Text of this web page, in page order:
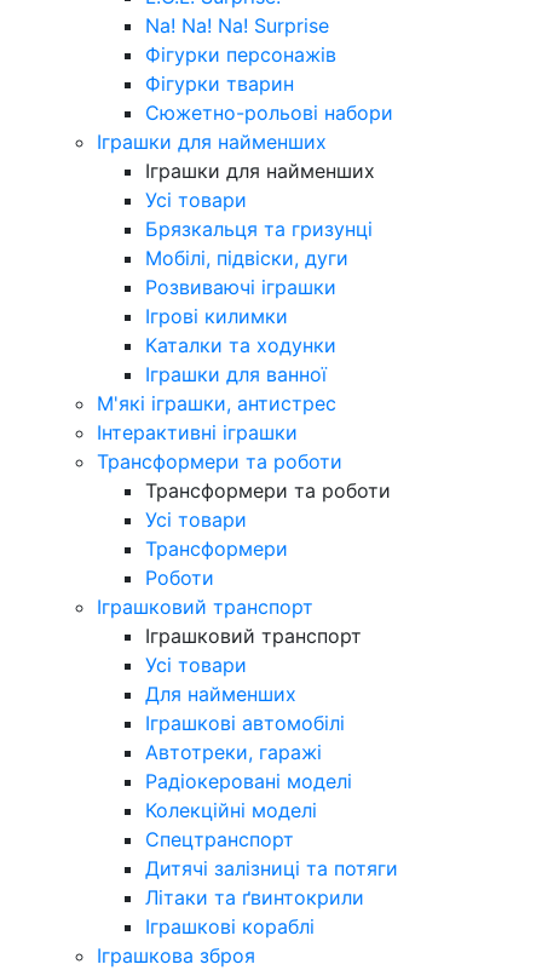
Na! Na! Na! Surprise
Фігурки персонажів
Фігурки тварин
Сюжетно-рольові набори
Іграшки для найменших
Іграшки для найменших
Усі товари
Брязкальця та гризунці
Мобілі, підвіски, дуги
Розвиваючі іграшки
Ігрові килимки
Каталки та ходунки
Іграшки для ванної
М'які іграшки, антистрес
Інтерактивні іграшки
Трансформери та роботи
Трансформери та роботи
Усі товари
Трансформери
Роботи
Іграшковий транспорт
Іграшковий транспорт
Усі товари
Для найменших
Іграшкові автомобілі
Автотреки, гаражі
Радіокеровані моделі
Колекційні моделі
Спецтранспорт
Дитячі залізниці та потяги
Літаки та ґвинтокрили
Іграшкові кораблі
Іграшкова зброя